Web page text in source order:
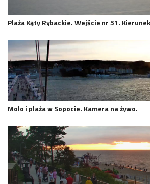
Plaża Kąty Rybackie. Wejście nr 51.
Molo i plaża w Sopocie. Kamera na żywo.